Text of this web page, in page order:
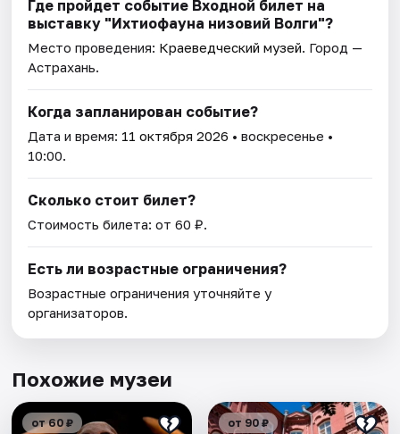
Где пройдет событие Входной билет на
выставку "Ихтиофауна низовий Волги"?
Место проведения: Краеведческий музей. Город —
Астрахань.
Когда запланирован событие?
Дата и время: 11 октября 2026 • воскресенье •
10:00.
Сколько стоит билет?
Стоимость билета: от 60 ₽.
Есть ли возрастные ограничения?
Возрастные ограничения уточняйте у
организаторов.
Похожие музеи
от 60 ₽ от 90 ₽